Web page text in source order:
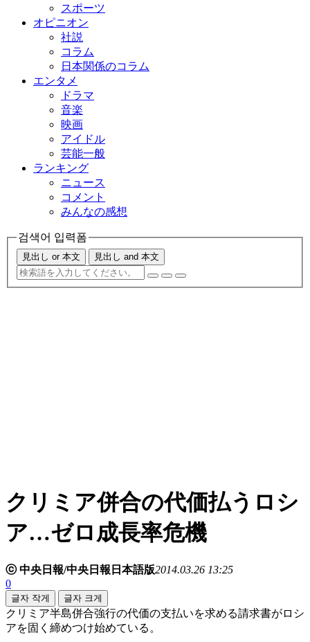
スポーツ
オピニオン
社説
コラム
日本関係のコラム
エンタメ
ドラマ
音楽
映画
アイドル
芸能一般
ランキング
ニュース
コメント
みんなの感想
검색어 입력폼
見出し or 本文 見出し and 本文
クリミア併合の代価払うロシ
ア…ゼロ成長率危機
ⓒ 中央日報/中央日報日本語版2014.03.26 13:25
0
글자 작게 글자 크게
クリミア半島併合強行の代価の支払いを求める請求書がロシ
アを固く締めつけ始めている。